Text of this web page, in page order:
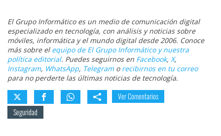
El Grupo Informático es un medio de comunicación digital
especializado en tecnología, con análisis y noticias sobre
móviles, informática y el mundo digital desde 2006. Conoce
más sobre el equipo de El Grupo Informático y nuestra
política editorial. Puedes seguirnos en Facebook, X,
Instagram, WhatsApp, Telegramo recibirnos en tu correo
para no perderte las últimas noticias de tecnología.
Ver Comentarios
Seguridad